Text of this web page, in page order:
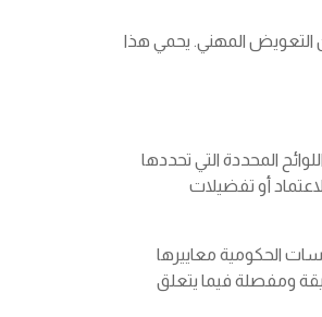
المهني. يحمي هذا
المحددة التي تحددها
أو تفضيلات
الحكومية معاييرها
ومفصلة فيما يتعلق